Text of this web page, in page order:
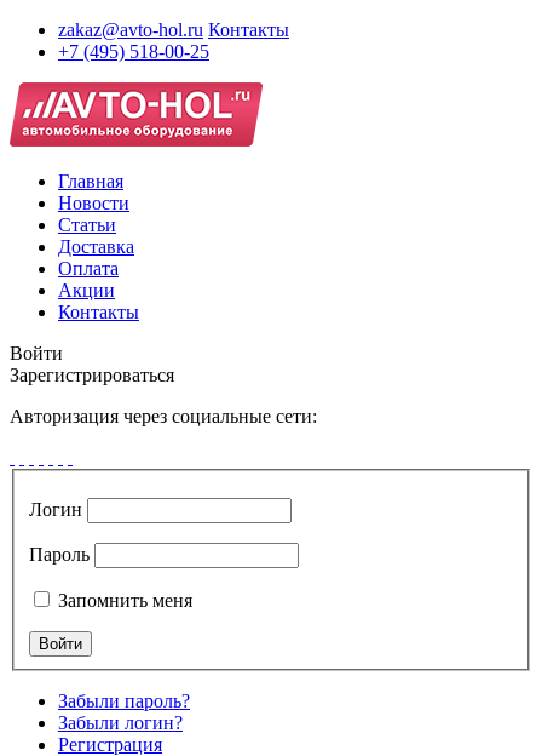
zakaz@avto-hol.ru Контакты
+7 (495) 518-00-25
Главная
Новости
Статьи
Доставка
Оплата
Акции
Контакты
Войти
Зарегистрироваться
Авторизация через социальные сети:
Логин
Пароль
Запомнить меня
Забыли пароль?
Забыли логин?
Регистрация